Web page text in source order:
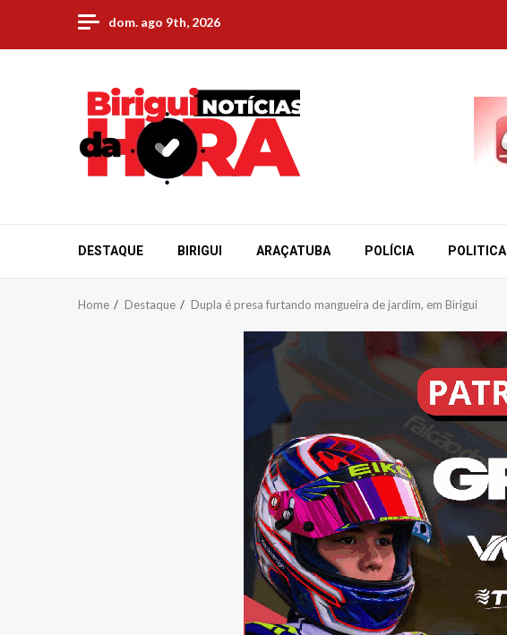
content
dom. ago 9th, 2026
DESTAQUE BIRIGUI ARAÇATUBA POLÍCIA POLITICA
Home Destaque Dupla é presa furtando mangueira de jardim, em Birigui